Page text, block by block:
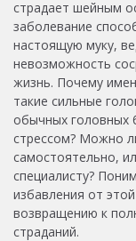
страдает шейным
заболевание
настоящую муку,
невозможность
жизнь. Почему
такие сильные
обычных головных
стрессом? Можно
самостоятельно,
специалисту?
избавления от
возвращению к
страданий.